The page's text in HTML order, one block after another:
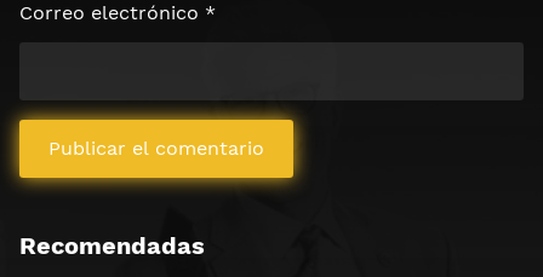
Correo electrónico *
Recomendadas